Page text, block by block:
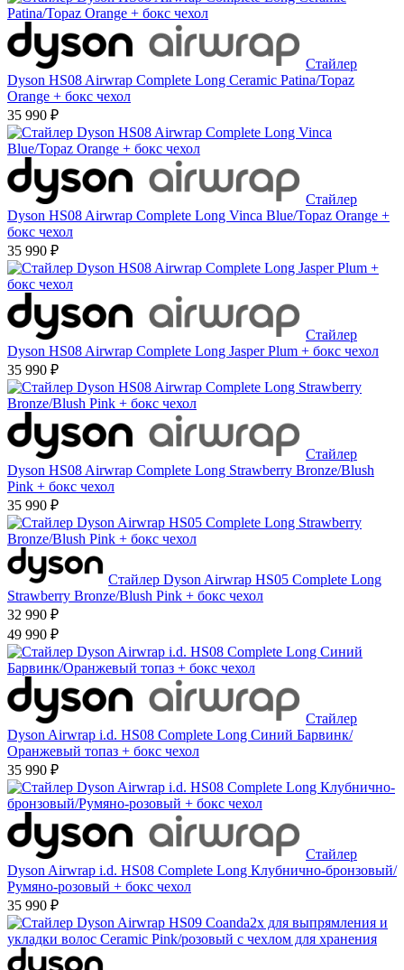
Стайлер
Dyson HS08 Airwrap Complete Long Ceramic Patina/Topaz
Orange + бокс чехол
35 990 ₽
Стайлер
Dyson HS08 Airwrap Complete Long Vinca Blue/Topaz Orange +
бокс чехол
35 990 ₽
Стайлер
Dyson HS08 Airwrap Complete Long Jasper Plum + бокс чехол
35 990 ₽
Стайлер
Dyson HS08 Airwrap Complete Long Strawberry Bronze/Blush
Pink + бокс чехол
35 990 ₽
Стайлер Dyson Airwrap HS05 Complete Long
Strawberry Bronze/Blush Pink + бокс чехол
32 990 ₽
49 990 ₽
Стайлер
Dyson Airwrap i.d. HS08 Complete Long Синий Барвинк/
Оранжевый топаз + бокс чехол
35 990 ₽
Стайлер
Dyson Airwrap i.d. HS08 Complete Long Клубнично-бронзовый/
Румяно-розовый + бокс чехол
35 990 ₽